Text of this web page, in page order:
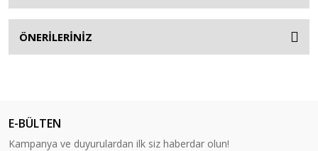
ÖNERİLERİNİZ
E-BÜLTEN
Kampanya ve duyurulardan ilk siz haberdar olun!